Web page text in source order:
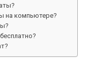
на компьютере?